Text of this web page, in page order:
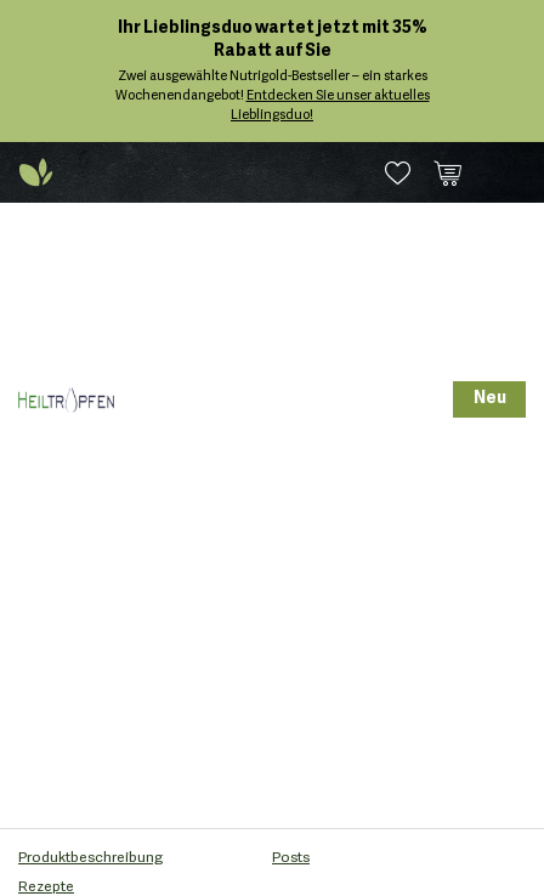
Ihr Lieblingsduo wartet jetzt mit 35%
Rabatt auf Sie
Zwei ausgewählte Nutrigold-Bestseller – ein starkes
Wochenendangebot! Entdecken Sie unser aktuelles
Lieblingsduo!
Neu
Produktbeschreibung
Posts
Rezepte